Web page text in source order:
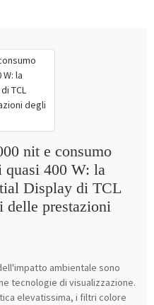
nit e consumo
quasi 400 W: la
Display di TCL
prestazioni
ambientale sono
tecnologie di visualizzazione.
elevatissima, i filtri colore